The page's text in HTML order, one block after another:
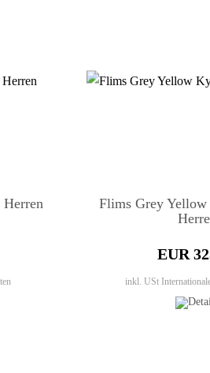
Flims Grey
EUR
inkl. USt